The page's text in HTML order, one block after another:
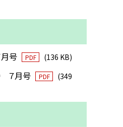
号 PDF (136 KB)
７月号 PDF
(349